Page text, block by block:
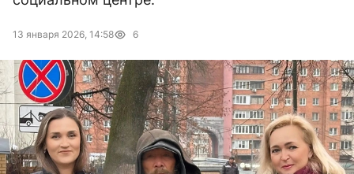
13 января 2026, 14:58 6